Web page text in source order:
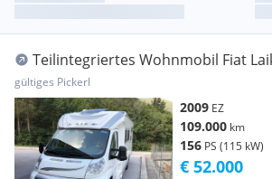
Teilintegriertes Wohnmobil Fiat
Caravans, Type Kreos 3009
gültiges Pickerl
2009 EZ
109.000 km
156 PS (115 kW)
€ 52.000